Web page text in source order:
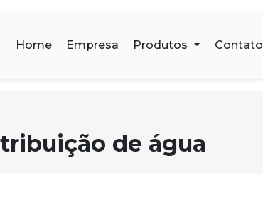
Home Empresa Produtos Contato
de água